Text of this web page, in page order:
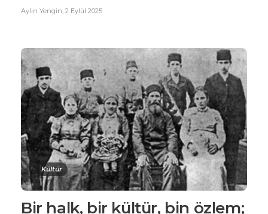
Aylin Yengin, 2 Eylül 2025
Kültür
Bir halk, bir kültür, bin özlem;